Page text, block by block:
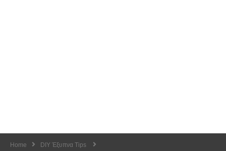
Home
DIY Έξυπνα Tips